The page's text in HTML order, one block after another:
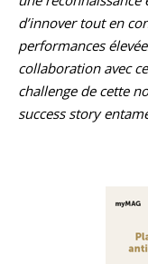
d’innover tout en
performances
collaboration avec
challenge de cette
success story